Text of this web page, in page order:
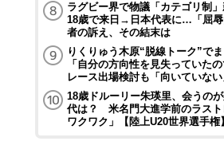
ラグビー界で物議「カテゴリ制
18歳で来日→日本代表に…「屈辱
者の訴え、その結末は
りくりゅう木原“脱線トーク”で
「自分の方向性を見失ってい
レース出場検討も「向いていない
18歳ドルーリー朱瑛里、会うの
代は？ 米名門大進学前のラスト
ワクワク」【陸上U20世界選手権】